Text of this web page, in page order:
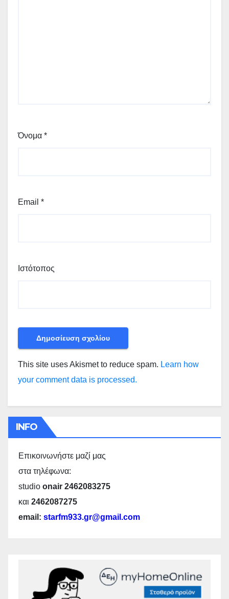
Όνομα *
Email *
Ιστότοπος
This site uses Akismet to reduce spam. Learn how
your comment data is processed.
INFO
Επικοινωνήστε μαζί μας
στα τηλέφωνα:
studio onair 2462083275
και 2462087275
email: starfm933.gr@gmail.com